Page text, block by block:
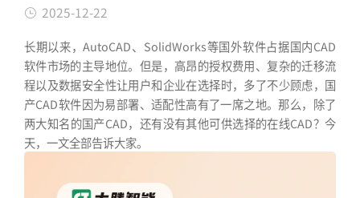
2025-12-22
长期以来，AutoCAD、SolidWorks等国外软件占据国内CAD
软件市场的主导地位。但是，高昂的授权费用、复杂的迁移流
程以及数据安全性让用户和企业在选择时，多了不少顾虑，国
产CAD软件因为易部署、适配性高有了一席之地。那么，除了
两大知名的国产CAD，还有没有其他可供选择的在线CAD？今
天，一文全部告诉大家。